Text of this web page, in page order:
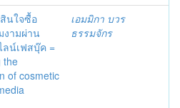
นใจซื้อ
ามผ่าน
ลน์เฟสบุ๊ค =
the
of cosmetic
เอมมิกา บวร
ธรรมจักร